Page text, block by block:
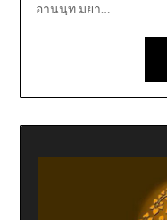
อานนฺท มยา…